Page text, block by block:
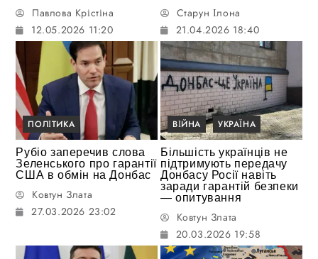
Павлова Крістіна
12.05.2026 11:20
Старун Ілона
21.04.2026 18:40
ПОЛІТИКА
Рубіо заперечив слова
Зеленського про гарантії
США в обмін на Донбас
Ковтун Злата
27.03.2026 23:02
ВІЙНА УКРАЇНА
Більшість українців не
підтримують передачу
Донбасу Росії навіть
заради гарантій безпеки
— опитування
Ковтун Злата
20.03.2026 19:58